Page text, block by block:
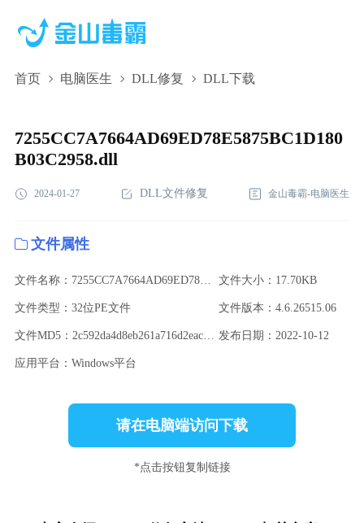
首页 电脑医生 DLL修复 DLL下载
7255CC7A7664AD69ED78E5875BC1D180
B03C2958.dll
2024-01-27 DLL文件修复 金山毒霸-电脑医生
文件属性
文件名称：7255CC7A7664AD69ED78E5875BC1D180B03C2958.dll 文件大小：17.70KB
文件类型：32位PE文件 文件版本：4.6.26515.06
文件MD5：2c592da4d8eb261a716d2eac25c6d239 发布日期：2022-10-12
应用平台：Windows平台
请在电脑端访问下载
*点击按钮复制链接